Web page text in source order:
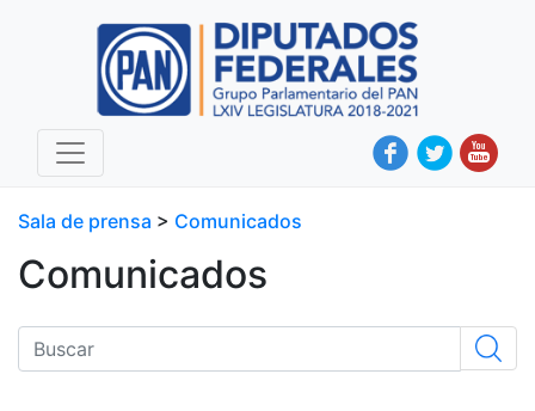
Sala de prensa > Comunicados
Comunicados